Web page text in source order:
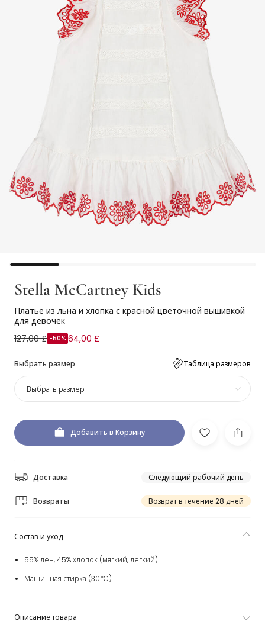
Stella McCartney Kids
Платье из льна и хлопка с красной цветочной вышивкой
для девочек
127,00 £ -50% 64,00 £
Выбрать размер Таблица размеров
Выбрать размер
Добавить в Корзину
Доставка Следующий рабочий день
Возвраты Возврат в течение 28 дней
Состав и уход
55% лен, 45% хлопок (мягкий, легкий)
Машинная стирка (30*C)
Описание товара